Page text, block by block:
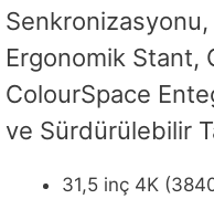
Ergonomik Stant,
ColourSpace
ve Sürdürülebilir
31,5 inç 4K